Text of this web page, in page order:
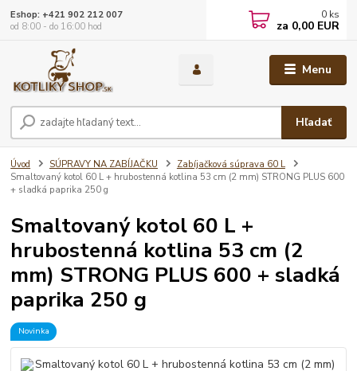
Menu
Hľadať
Eshop: +421 902 212 007
od 8:00 - do 16:00 hod
0 ks
za 0,00 EUR
Úvod SÚPRAVY NA ZABÍJAČKU
Zabíjačková súprava 60 L
Smaltovaný kotol 60 L + hrubostenná kotlina 53 cm (2 mm) STRONG PLUS 600
+ sladká paprika 250 g
Smaltovaný kotol 60 L +
hrubostenná kotlina 53 cm (2
mm) STRONG PLUS 600 + sladká
paprika 250 g
Novinka